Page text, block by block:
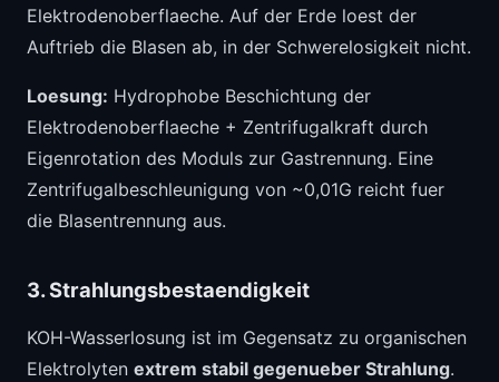
Elektrodenoberflaeche. Auf der Erde loest der
Auftrieb die Blasen ab, in der Schwerelosigkeit nicht.
Loesung: Hydrophobe Beschichtung der
Elektrodenoberflaeche + Zentrifugalkraft durch
Eigenrotation des Moduls zur Gastrennung. Eine
Zentrifugalbeschleunigung von ~0,01G reicht fuer
die Blasentrennung aus.
3. Strahlungsbestaendigkeit
KOH-Wasserlosung ist im Gegensatz zu organischen
Elektrolyten extrem stabil gegenueber Strahlung.